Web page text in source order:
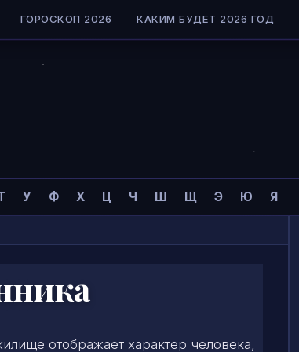
ГОРОСКОП 2026 КАКИМ БУДЕТ 2026 ГОД
У Ф Х Ц Ч Ш Щ Э Ю Я
отображает характер человека,